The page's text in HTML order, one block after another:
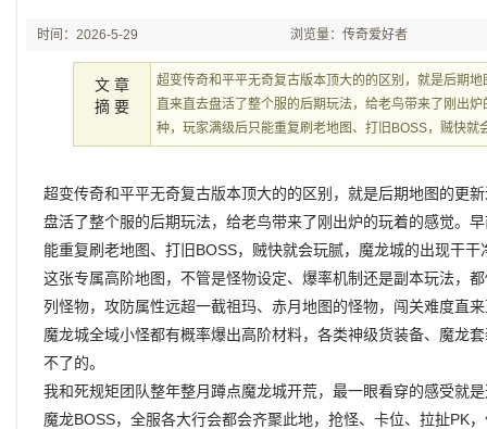
时间：2026-5-29
21:46:32
浏览量：传奇爱好者
文 章
摘 要
超变传奇和平平无奇复古版本顶大的的区别，就是后期
直来直去盘活了整个服的后期玩法，给老鸟带来了刚出
种，玩家满级后只能重复刷老地图、打旧BOSS，贼快就
超变传奇和平平无奇复古版本顶大的的区别，就是后期地图的更
盘活了整个服的后期玩法，给老鸟带来了刚出炉的玩着的感觉。
能重复刷老地图、打旧BOSS，贼快就会玩腻，魔龙城的出现干
这张专属高阶地图，不管是怪物设定、爆率机制还是副本玩法，
列怪物，攻防属性远超一截祖玛、赤月地图的怪物，闯关难度直
魔龙城全域小怪都有概率爆出高阶材料，各类神级货装备、魔龙
不了的。
我和死规矩团队整年整月蹲点魔龙城开荒，最一眼看穿的感受就
魔龙BOSS，全服各大行会都会齐聚此地，抢怪、卡位、拉扯PK